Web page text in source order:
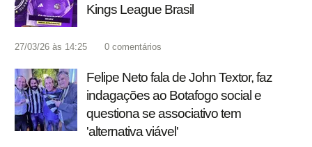
Kings League Brasil
27/03/26 às 14:25 0 comentários
Felipe Neto fala de John Textor, faz
indagações ao Botafogo social e
questiona se associativo tem
'alternativa viável'